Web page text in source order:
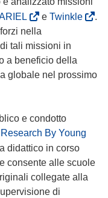
s
i
a
p
i
n
u
n
a
n
e Twinkle(
p
n
n
a
.
nella
tali missioni in
a beneficio della
globale nel prossimo
e condotto
Research By Young
didattico in corso
consente alle scuole
collegate alla
di